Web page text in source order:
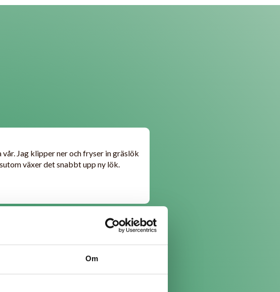
Om
Jag klipper ner och fryser in gräslök
växer det snabbt upp ny lök.
överallt, tom i gräsmattan kring mitt
av nyklippt gräslök i luften...:D